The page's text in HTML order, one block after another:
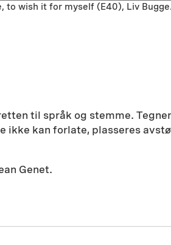
to wish it for myself (E40), Liv
til språk og stemme.
kan forlate, plasseres
Genet.